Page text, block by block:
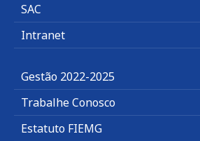
SAC
Intranet
Gestão 2022-2025
Trabalhe Conosco
Estatuto FIEMG